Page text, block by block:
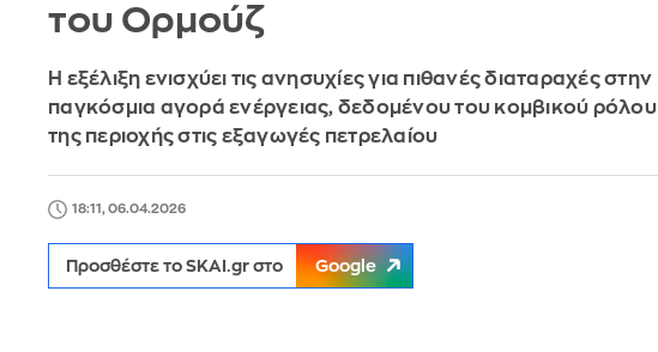
του Ορμούζ
Η εξέλιξη ενισχύει τις ανησυχίες για πιθανές διαταραχές στην
παγκόσμια αγορά ενέργειας, δεδομένου του κομβικού ρόλου
της περιοχής στις εξαγωγές πετρελαίου
18:11, 06.04.2026
Προσθέστε το SKAI.gr στο Google